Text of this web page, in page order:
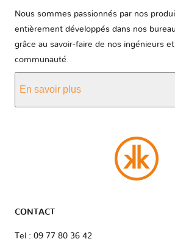
Nous sommes passionnés par nos
entièrement développés dans nos
grâce au savoir-faire de nos ingénieurs
communauté.
En savoir plus
CONTACT
Tel : 09 77 80 36 42